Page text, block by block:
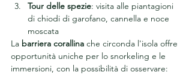
Tour delle spezie: visita alle piantagioni
di chiodi di garofano, cannella e noce
moscata
La barriera corallina che circonda l'isola offre
opportunità uniche per lo snorkeling e le
immersioni, con la possibilità di osservare: